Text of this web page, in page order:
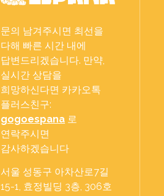
문의 남겨주시면 최선을
다해 빠른 시간 내에
답변드리겠습니다. 만약,
실시간 상담을
희망하신다면 카카오톡
플러스친구:
gogoespana 로
연락주시면
감사하겠습니다
서울 성동구 아차산로7길
15-1, 효정빌딩 3층, 306호